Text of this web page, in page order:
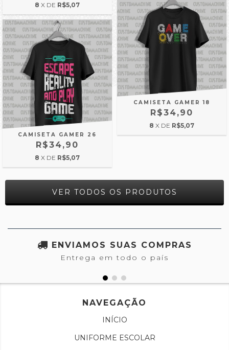
8 X DE R$5,07
CAMISETA GAMER 26
R$34,90
8 X DE R$5,07
CAMISETA GAMER 18
R$34,90
8 X DE R$5,07
VER TODOS OS PRODUTOS
ENVIAMOS SUAS COMPRAS
Entrega em todo o país
NAVEGAÇÃO
INÍCIO
UNIFORME ESCOLAR